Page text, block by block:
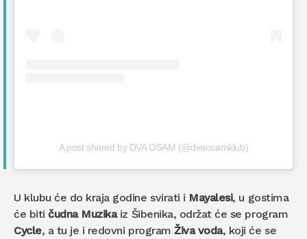
A post shared by DVA OSAM (@dvaosamklub)
U klubu će do kraja godine svirati i Mayalesi, u gostima
će bitičudna Muzikaiz Šibenika, održat će se program
Cycle, a tu je i redovni programŽiva voda, koji će se